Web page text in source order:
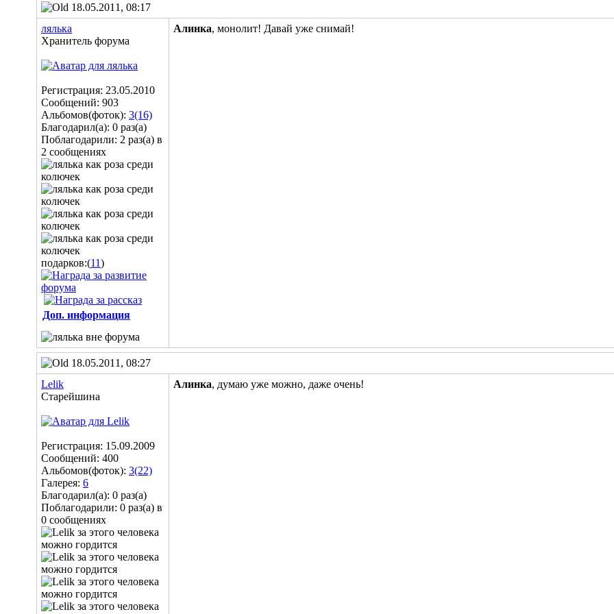
18.05.2011, 08:17
лялька
Хранитель форума
Регистрация: 23.05.2010
Сообщений: 903
Альбомов(фоток): 3(16)
Благодарил(а): 0 раз(а)
Поблагодарили: 2 раз(а) в
2 сообщениях
подарков:(11)
Доп. информация
Алинка, монолит! Давай уже снимай!
18.05.2011, 08:27
Lelik
Старейшина
Регистрация: 15.09.2009
Сообщений: 400
Альбомов(фоток): 3(22)
Галерея: 6
Благодарил(а): 0 раз(а)
Поблагодарили: 0 раз(а) в
0 сообщениях
Алинка, думаю уже можно, даже очень!